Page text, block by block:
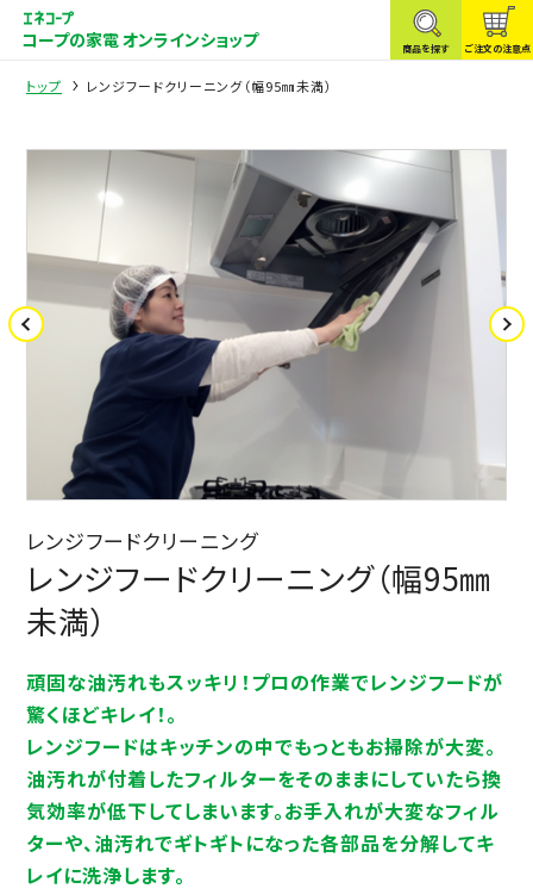
コープの家電 オンラインショップ 商品を探す ご注文の注意点
トップ レンジフードクリーニング（幅95㎜未満）
レンジフードクリーニング
レンジフードクリーニング（幅95㎜
未満）
頑固な油汚れもスッキリ！プロの作業でレンジフードが
驚くほどキレイ！。
レンジフードはキッチンの中でもっともお掃除が大変。
油汚れが付着したフィルターをそのままにしていたら換
気効率が低下してしまいます。お手入れが大変なフィル
ターや、油汚れでギトギトになった各部品を分解してキ
レイに洗浄します。